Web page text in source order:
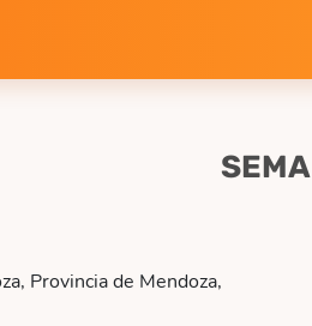
SEMA
Provincia de Mendoza,